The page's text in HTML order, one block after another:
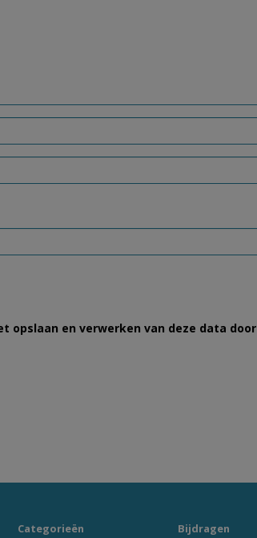
opslaan en verwerken van deze data door
Categorieën Bijdragen